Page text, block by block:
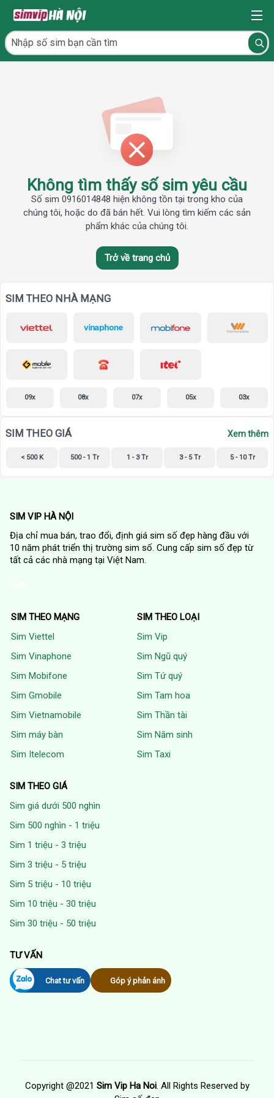
Không tìm thấy số sim yêu cầu
Số sim 0916014848 hiện không tồn tại trong kho của
chúng tôi, hoặc do đã bán hết. Vui lòng tìm kiếm các sản
phẩm khác của chúng tôi.
Trở về trang chủ
SIM THEO NHÀ MẠNG
09x 08x 07x 05x 03x
SIM THEO GIÁ Xem thêm
< 500 K 500 - 1 Tr 1 - 3 Tr 3 - 5 Tr 5 - 10 Tr
SIM VIP HÀ NỘI
Địa chỉ mua bán, trao đổi, định giá sim số đẹp hàng đầu với
10 năm phát triển thị trường sim số. Cung cấp sim số đẹp từ
tất cả các nhà mạng tại Việt Nam.
SIM THEO MẠNG
Sim Viettel
Sim Vinaphone
Sim Mobifone
Sim Gmobile
Sim Vietnamobile
Sim máy bàn
Sim Itelecom
SIM THEO LOẠI
Sim Vip
Sim Ngũ quý
Sim Tứ quý
Sim Tam hoa
Sim Thần tài
Sim Năm sinh
Sim Taxi
SIM THEO GIÁ
Sim giá dưới 500 nghìn
Sim 500 nghìn - 1 triệu
Sim 1 triệu - 3 triệu
Sim 3 triệu - 5 triệu
Sim 5 triệu - 10 triệu
Sim 10 triệu - 30 triệu
Sim 30 triệu - 50 triệu
TƯ VẤN
Chat tư vấn Góp ý phản ánh
Copyright @2021 Sim Vip Ha Noi. All Rights Reserved by